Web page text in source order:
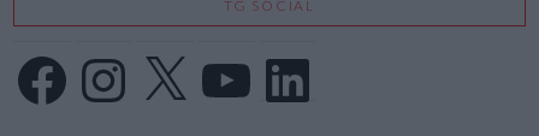
TG SOCIAL
FacebookInstagram
X LinkedIn